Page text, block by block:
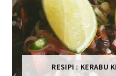
RESIPI : KERABU